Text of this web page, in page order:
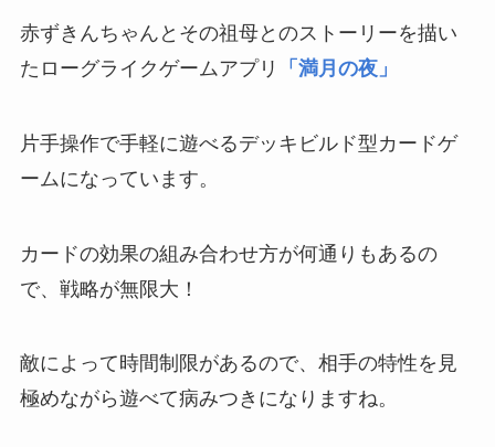
赤ずきんちゃんとその祖母とのストーリーを描い
たローグライクゲームアプリ
「満月の夜」
片手操作で手軽に遊べるデッキビルド型カードゲ
ームになっています。
カードの効果の組み合わせ方が何通りもあるの
で、戦略が無限大！
敵によって時間制限があるので、相手の特性を見
極めながら遊べて病みつきになりますね。